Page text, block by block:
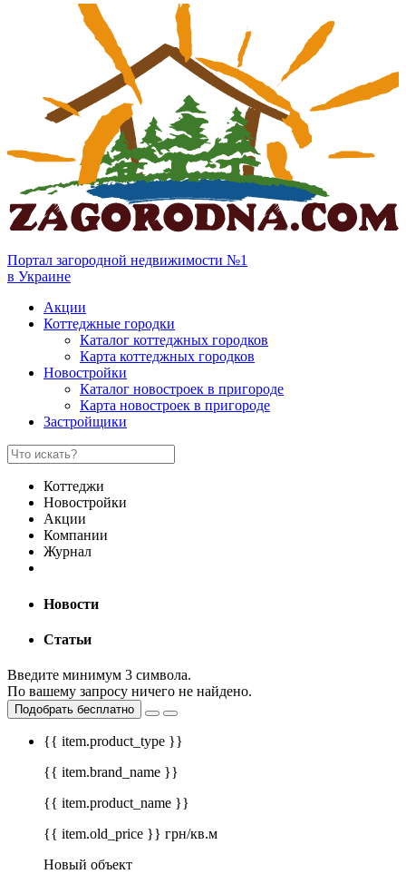
Портал загородной недвижимости №1
в Украине
Акции
Коттеджные городки
Каталог коттеджных городков
Карта коттеджных городков
Новостройки
Каталог новостроек в пригороде
Карта новостроек в пригороде
Застройщики
Коттеджи
Новостройки
Акции
Компании
Журнал
Новости
Статьи
Введите минимум 3 символа.
По вашему запросу ничего не найдено.
Подобрать бесплатно
{{ item.product_type }}
{{ item.brand_name }}
{{ item.product_name }}
{{ item.old_price }} грн/кв.м
Новый объект